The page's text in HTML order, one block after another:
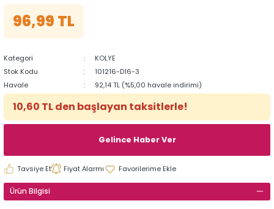
96,99 TL
Kategori
KOLYE
Stok Kodu
101216-D16-3
Havale
92,14 TL (%5,00 havale indirimi)
10,60 TL den başlayan taksitlerle!
Gelince Haber Ver
Tavsiye Et Fiyat Alarmı
Ürün Bilgisi